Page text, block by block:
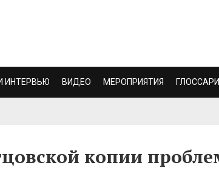
ИНТЕРВЬЮ ВИДЕО МЕРОПРИЯТИЯ
копии